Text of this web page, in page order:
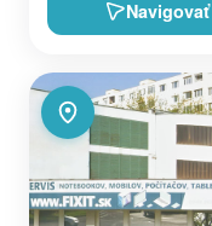
Navigovať